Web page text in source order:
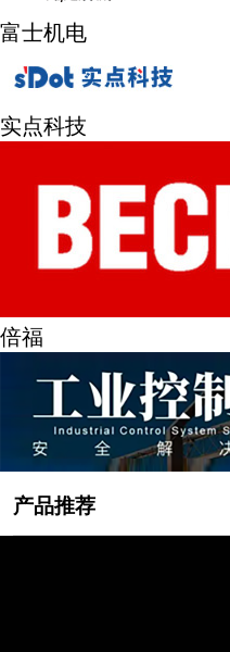
富士机电
实点科技
倍福
产品推荐